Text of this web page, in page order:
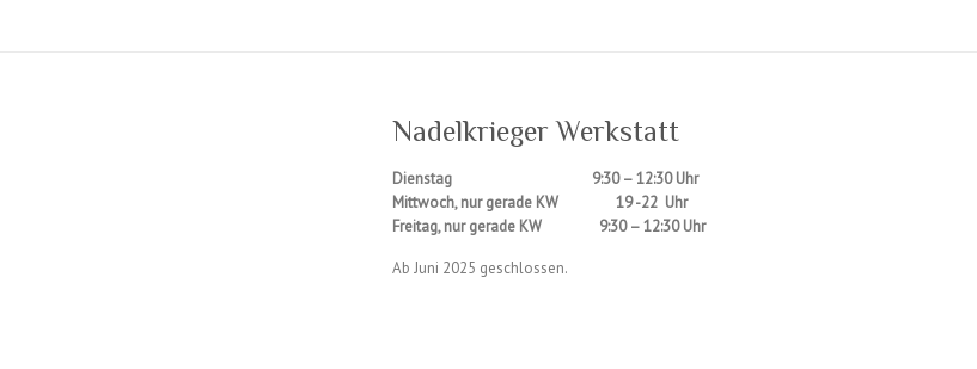
Nadelkrieger Werkstatt
Dienstag 9:30 – 12:30 Uhr
Mittwoch, nur gerade KW 19 -22 Uhr
Freitag, nur gerade KW 9:30 – 12:30 Uhr
Ab Juni 2025 geschlossen.